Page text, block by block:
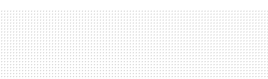
MAIL